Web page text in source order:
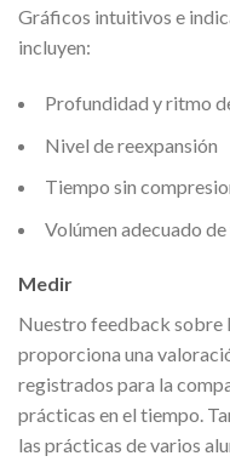
Gráficos intuitivos e
incluyen:
Profundidad y ritmo
Nivel de reexpansión
Tiempo sin
Volúmen adecuado
Medir
Nuestro feedback sobre
proporciona una
registrados para la
prácticas en el tiempo.
las prácticas de varios